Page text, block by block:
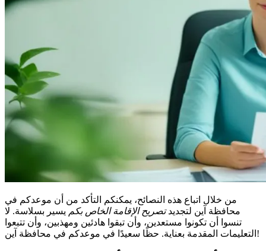
من خلال اتباع هذه النصائح، يمكنكم التأكد من أن موعدكم في
محافظة آين لتجديدتصريح الإقامة الخاص بكم يسير بسلاسة. لا
تنسوا أن تكونوا مستعدين، وأن تبقوا هادئين ومهذبين، وأن تتبعوا
التعليمات المقدمة بعناية. حظًا سعيدًا في موعدكم في محافظة آين!